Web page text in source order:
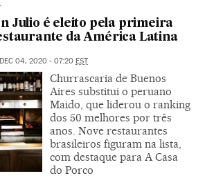
Julio é eleito pela primeira
da América Latina
DEC 04, 2020 - 07:20 EST
Churrascaria de Buenos
Aires substitui o peruano
Maido, que liderou o ranking
dos 50 melhores por três
anos. Nove restaurantes
brasileiros figuram na lista,
com destaque para A Casa
do Porco